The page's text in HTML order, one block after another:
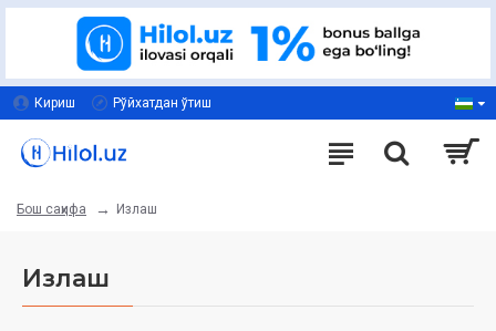
Кириш Рўйхатдан ўтиш
Бош саҳифа Излаш
Излаш